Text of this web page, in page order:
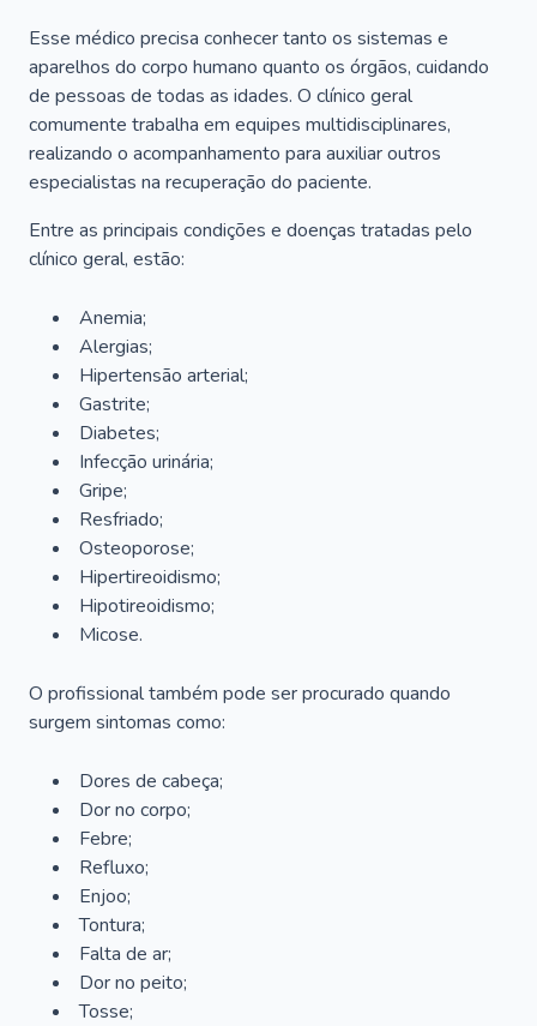
Esse médico precisa conhecer tanto os sistemas e
aparelhos do corpo humano quanto os órgãos, cuidando
de pessoas de todas as idades. O clínico geral
comumente trabalha em equipes multidisciplinares,
realizando o acompanhamento para auxiliar outros
especialistas na recuperação do paciente.
Entre as principais condições e doenças tratadas pelo
clínico geral, estão:
Anemia;
Alergias;
Hipertensão arterial;
Gastrite;
Diabetes;
Infecção urinária;
Gripe;
Resfriado;
Osteoporose;
Hipertireoidismo;
Hipotireoidismo;
Micose.
O profissional também pode ser procurado quando
surgem sintomas como:
Dores de cabeça;
Dor no corpo;
Febre;
Refluxo;
Enjoo;
Tontura;
Falta de ar;
Dor no peito;
Tosse;